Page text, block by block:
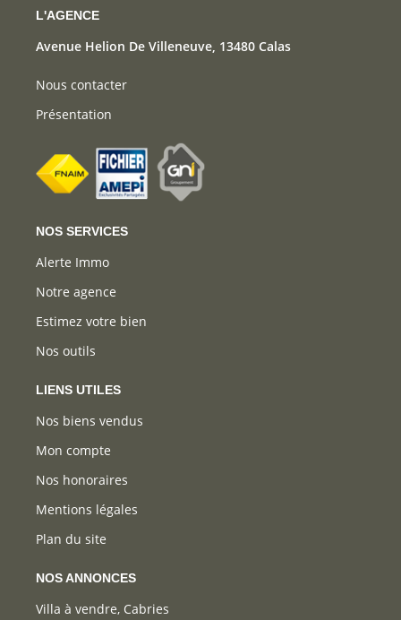
L'AGENCE
Avenue Helion De Villeneuve, 13480 Calas
Nous contacter
Présentation
NOS SERVICES
Alerte Immo
Notre agence
Estimez votre bien
Nos outils
LIENS UTILES
Nos biens vendus
Mon compte
Nos honoraires
Mentions légales
Plan du site
NOS ANNONCES
Villa à vendre, Cabries